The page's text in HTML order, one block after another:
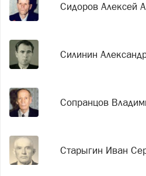
Сидоров Алексей
Силинин
Сопранцов
Старыгин Иван